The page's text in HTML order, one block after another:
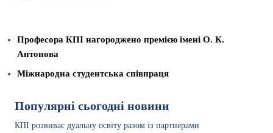
Професора КПІ нагороджено премією імені О. К.
Антонова
Міжнародна студентська співпраця
Популярні сьогодні новини
КПІ розвиває дуальну освіту разом із партнерами